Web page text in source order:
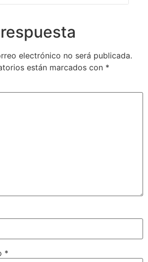
electrónico no será publicada.
están marcados con *
*